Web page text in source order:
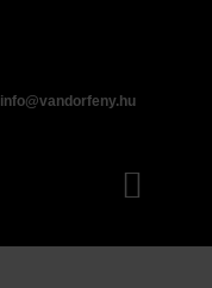
info@vandorfeny.hu